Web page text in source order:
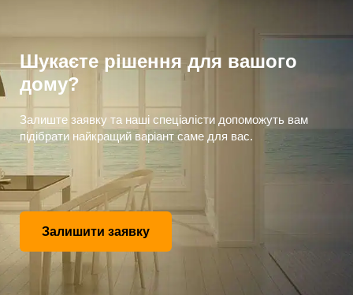
Шукаєте рішення для вашого
дому?
Залиште заявку та наші спеціалісти допоможуть вам
підібрати найкращий варіант саме для вас.
Залишити заявку